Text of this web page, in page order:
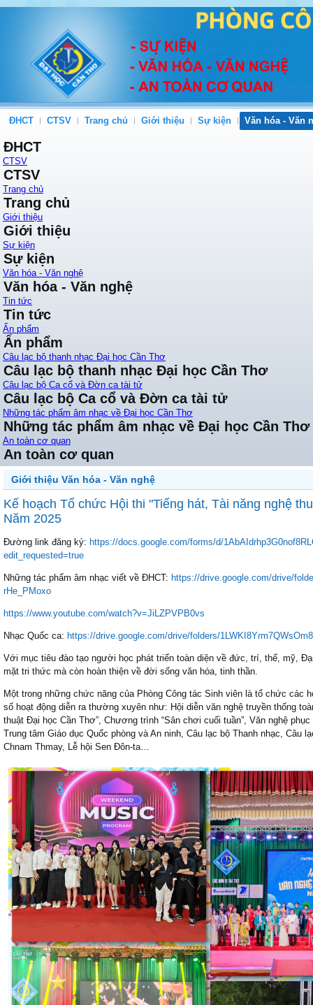
ĐHCT CTSV Trang chủ Giới thiệu Sự kiện Văn hóa - Văn
ĐHCT
CTSV
CTSV
Trang chủ
Trang chủ
Giới thiệu
Giới thiệu
Sự kiện
Sự kiện
Văn hóa - Văn nghệ
Văn hóa - Văn nghệ
Tin tức
Tin tức
Ấn phẩm
Ấn phẩm
Câu lạc bộ thanh nhạc Đại học Cần Thơ
Câu lạc bộ thanh nhạc Đại học Cần Thơ
Câu lạc bộ Ca cổ và Đờn ca tài tử
Câu lạc bộ Ca cổ và Đờn ca tài tử
Những tác phẩm âm nhạc về Đại học Cần Thơ
Những tác phẩm âm nhạc về Đại học Cần Thơ
An toàn cơ quan
An toàn cơ quan
Giới thiệu Văn hóa - Văn nghệ
Kế hoạch Tổ chức Hội thi "Tiếng hát, Tài năng nghệ
Năm 2025
Đường link đăng ký: https://docs.google.com/forms/d/
edit_requested=true
Những tác phẩm âm nhạc viết về ĐHCT: https://drive.google.com/drive/
rHe_PMoxo
https://www.youtube.com/watch?v=JiLZPVPB0vs
Nhạc Quốc ca: https://drive.google.com/drive/folders/
Với mục tiêu đào tạo người học phát triển toàn diện về đức, trí, thể, mỹ,
mặt tri thức mà còn hoàn thiện về đời sống văn hóa, tinh thần.
Một trong những chức năng của Phòng Công tác Sinh viên là tổ chức các
số hoạt động diễn ra thường xuyên như: Hội diễn văn nghệ truyền thống
thuật Đại học Cần Thơ”, Chương trình “Sân chơi cuối tuần”, Văn nghệ
Trung tâm Giáo dục Quốc phòng và An ninh, Câu lạc bộ Thanh nhạc, Câu
Chnam Thmay, Lễ hội Sen Đôn-ta…